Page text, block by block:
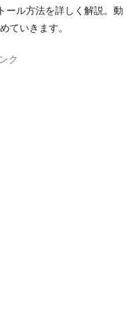
ール方法を詳しく解説。動
ていきます。
ク